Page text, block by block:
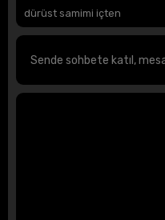
dürüst samimi içten